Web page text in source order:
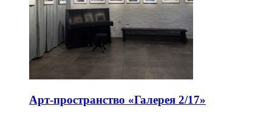
Арт-пространство «Галерея 2/17»